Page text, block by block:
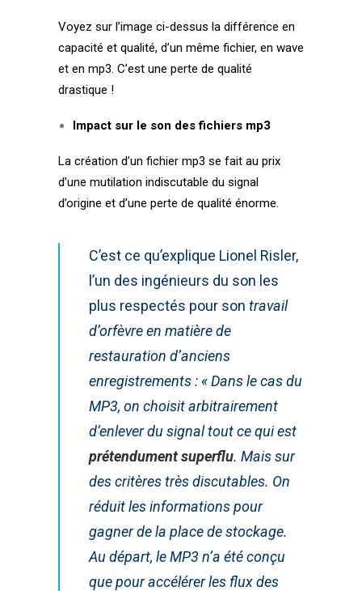
Voyez sur l’image ci-dessus la différence en
capacité et qualité, d’un même fichier, en wave
et en mp3. C’est une perte de qualité
drastique !
Impact sur le son des fichiers mp3
La création d’un fichier mp3 se fait au prix
d’une mutilation indiscutable du signal
d’origine et d’une perte de qualité énorme.
C’est ce qu’explique Lionel Risler,
l’un des ingénieurs du son les
plus respectés pour son travail
d’orfèvre en matière de
restauration d’anciens
enregistrements : « Dans le cas du
MP3, on choisit arbitrairement
d’enlever du signal tout ce qui est
prétendument superflu. Mais sur
des critères très discutables. On
réduit les informations pour
gagner de la place de stockage.
Au départ, le MP3 n’a été conçu
que pour accélérer les flux des